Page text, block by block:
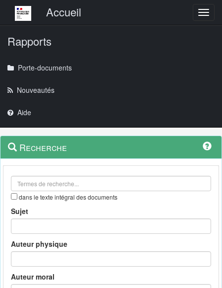
Menu principalAccueil
Rapports
Porte-documents
Nouveautés
Aide
Navigation
outils
Menu
contextuel
Recherche
dans le texte intégral des documents
Sujet
Auteur physique
Auteur moral